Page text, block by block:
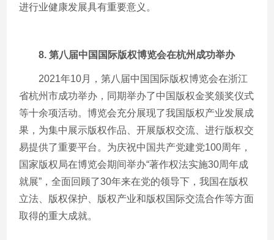
进行业健康发展具有重要意义。
8.第八届中国国际版权博览会在杭州成功举办
2021年10月，第八届中国国际版权博览会在浙江
省杭州市成功举办，同期举办了中国版权金奖颁奖仪式
等十余项活动。博览会充分展现了我国版权产业发展成
果，为集中展示版权作品、开展版权交流、进行版权交
易提供了重要平台。为庆祝中国共产党建党100周年，
国家版权局在博览会期间举办“著作权法实施30周年成
就展”，全面回顾了30年来在党的领导下，我国在版权
立法、版权保护、版权产业和版权国际交流合作等方面
取得的重大成就。